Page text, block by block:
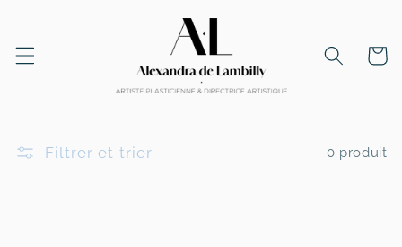
contenu
Panier
Filtrer et trier 0 produit